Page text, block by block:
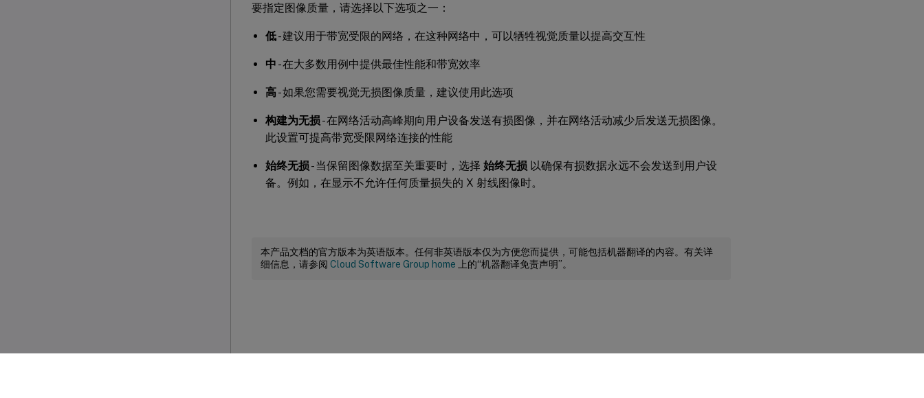
要指定图像质量，请选择以下选项之一：
低- 建议用于带宽受限的网络，在这种网络中，可以牺牲视觉质量以提高交互性
中 - 在大多数用例中提供最佳性能和带宽效率
高- 如果您需要视觉无损图像质量，建议使用此选项
构建为无损 - 在网络活动高峰期向用户设备发送有损图像，并在网络活动减少后发送无损图像。
此设置可提高带宽受限网络连接的性能
始终无损 - 当保留图像数据至关重要时，选择 始终无损 以确保有损数据永远不会发送到用户设
备。例如，在显示不允许任何质量损失的 X 射线图像时。
本产品文档的官方版本为英语版本。任何非英语版本仅为方便您而提供，可能包括机器翻译的内容。有关详
细信息，请参阅 Cloud Software Group home 上的“机器翻译免责声明”。